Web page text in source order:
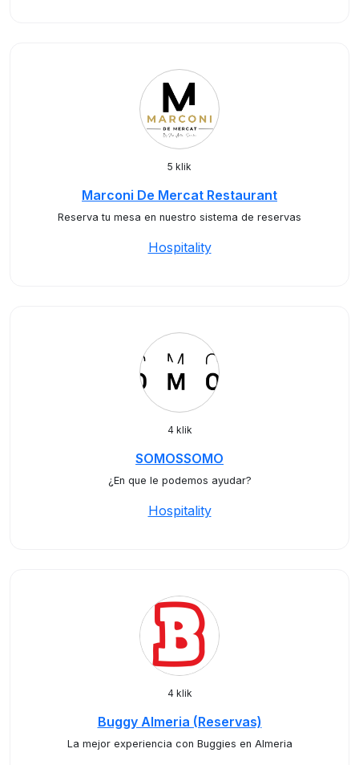
5 klik
Marconi De Mercat Restaurant
Reserva tu mesa en nuestro sistema de reservas
Hospitality
4 klik
SOMOSSOMO
¿En que le podemos ayudar?
Hospitality
4 klik
Buggy Almeria (Reservas)
La mejor experiencia con Buggies en Almeria